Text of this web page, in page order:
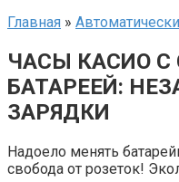
Главная »
ЧАСЫ КАСИО С
БАТАРЕЕЙ:
ЗАРЯДКИ
Надоело менять
свобода от розеток!